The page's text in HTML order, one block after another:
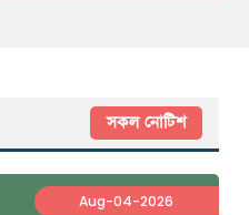
সকল নোটিশ
Aug-04-2026